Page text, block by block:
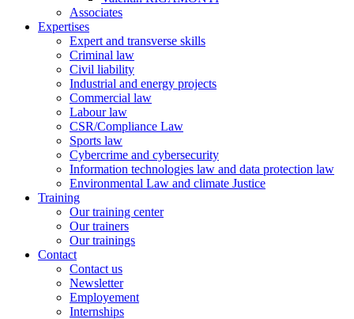
Associates
Expertises
Expert and transverse skills
Criminal law
Civil liability
Industrial and energy projects
Commercial law
Labour law
CSR/Compliance Law
Sports law
Cybercrime and cybersecurity
Information technologies law and data protection law
Environmental Law and climate Justice
Training
Our training center
Our trainers
Our trainings
Contact
Contact us
Newsletter
Employement
Internships